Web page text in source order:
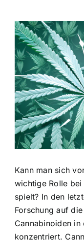
Zeige
grösseres
Bild
Kann man sich
wichtige Rolle
spielt? In den
Forschung auf
Cannabinoiden in
konzentriert.